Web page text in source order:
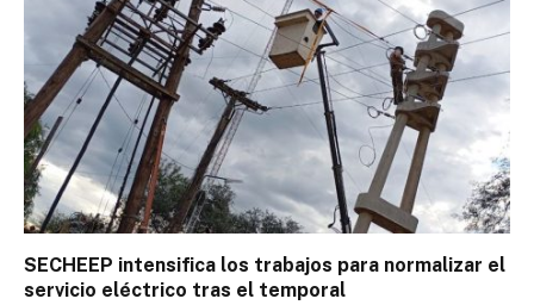
SECHEEP intensifica los trabajos para normalizar el
servicio eléctrico tras el temporal